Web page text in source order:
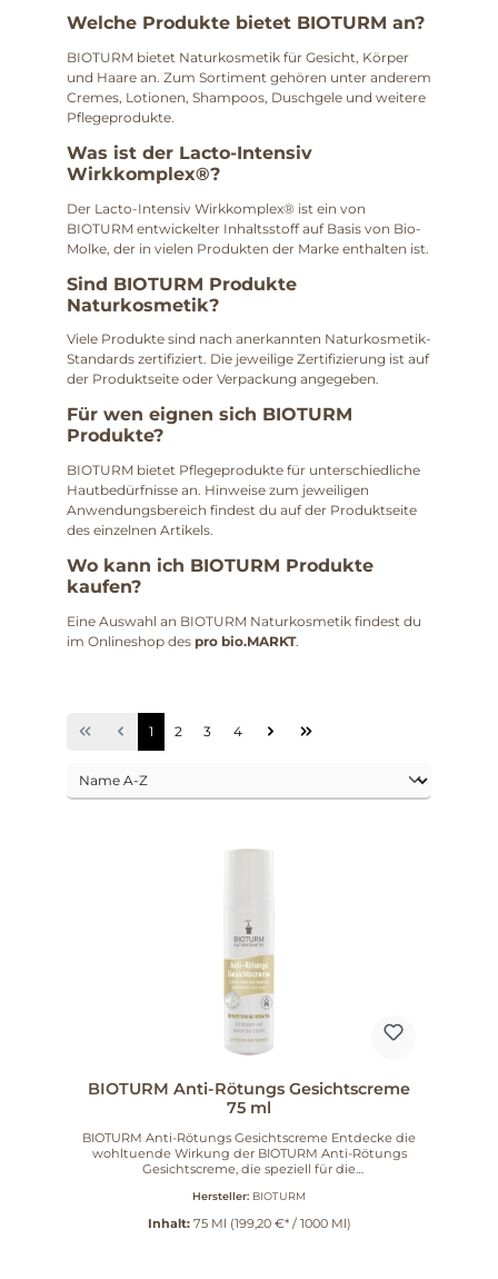
Welche Produkte bietet BIOTURM an?
BIOTURM bietet Naturkosmetik für Gesicht, Körper
und Haare an. Zum Sortiment gehören unter anderem
Cremes, Lotionen, Shampoos, Duschgele und weitere
Pflegeprodukte.
Was ist der Lacto-Intensiv
Wirkkomplex®?
Der Lacto-Intensiv Wirkkomplex® ist ein von
BIOTURM entwickelter Inhaltsstoff auf Basis von Bio-
Molke, der in vielen Produkten der Marke enthalten ist.
Sind BIOTURM Produkte
Naturkosmetik?
Viele Produkte sind nach anerkannten Naturkosmetik-
Standards zertifiziert. Die jeweilige Zertifizierung ist auf
der Produktseite oder Verpackung angegeben.
Für wen eignen sich BIOTURM
Produkte?
BIOTURM bietet Pflegeprodukte für unterschiedliche
Hautbedürfnisse an. Hinweise zum jeweiligen
Anwendungsbereich findest du auf der Produktseite
des einzelnen Artikels.
Wo kann ich BIOTURM Produkte
kaufen?
Eine Auswahl an BIOTURM Naturkosmetik findest du
im Onlineshop des pro bio.MARKT.
1 2 3 4
BIOTURM Anti-Rötungs Gesichtscreme
75 ml
BIOTURM Anti-Rötungs Gesichtscreme Entdecke die
wohltuende Wirkung der BIOTURM Anti-Rötungs
Gesichtscreme, die speziell für die
Couperose entwickelt wurde. Diese alkoholfreie
Creme beruhigt gestresste Haut und mindert
Rötungen auf sanfte Weise. Wertvolle Inhaltsstoffe
Hersteller: BIOTURM
Inhalt: 75 Ml (199,20 €* / 1000 Ml)